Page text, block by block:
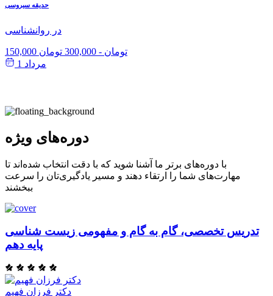
حدیقه سیروسی
در روانشناسی
150,000 تومان - 300,000 تومان
مرداد 1
دوره‌های ویژه
با دوره‌های برتر ما آشنا شوید که با دقت انتخاب شده‌اند تا
مهارت‌های شما را ارتقاء دهند و مسیر یادگیری‌تان را سرعت
ببخشند
تدریس تخصصی، گام به گام و مفهومی زیست شناسی
پایه دهم
دکتر فرزان فهیم